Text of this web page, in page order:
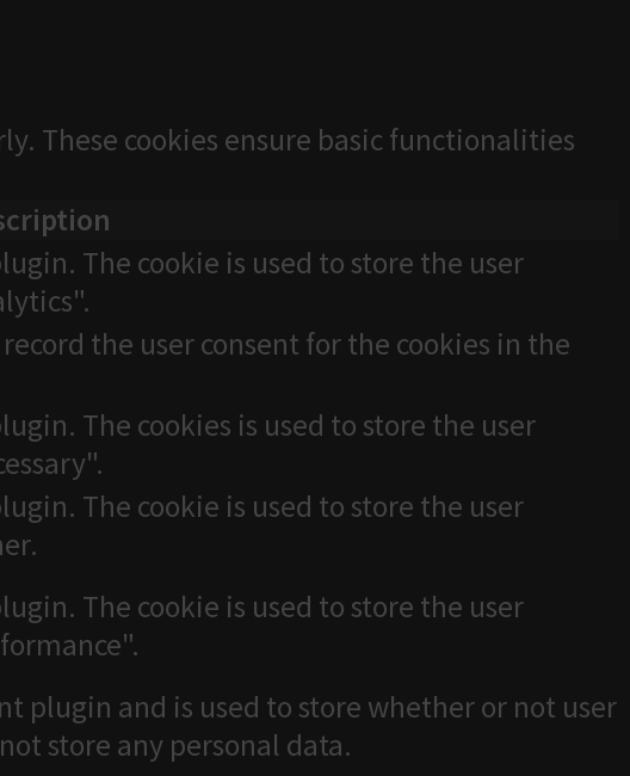
These cookies ensure basic functionalities
The cookie is used to store the user
the user consent for the cookies in the
The cookies is used to store the user
The cookie is used to store the user
The cookie is used to store the user
plugin and is used to store whether or not user
store any personal data.